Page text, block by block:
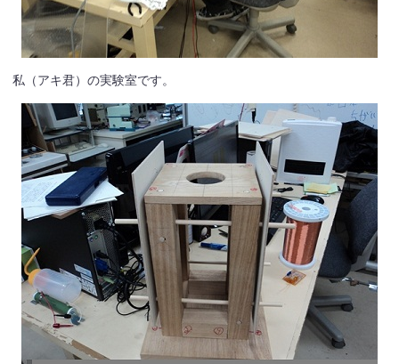
私（アキ君）の実験室です。